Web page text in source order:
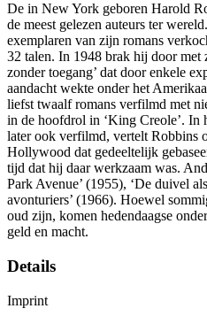
De in New York geboren Harold
de meest gelezen auteurs ter
exemplaren van zijn romans
32 talen. In 1948 brak hij door met
zonder toegang’ dat door enkele
aandacht wekte onder het
liefst twaalf romans verfilmd met
in de hoofdrol in ‘King Creole’. In
later ook verfilmd, vertelt Robbins
Hollywood dat gedeeltelijk
tijd dat hij daar werkzaam was.
Park Avenue’ (1955), ‘De duivel
avonturiers’ (1966). Hoewel
oud zijn, komen hedendaagse
geld en macht.
Details
Imprint